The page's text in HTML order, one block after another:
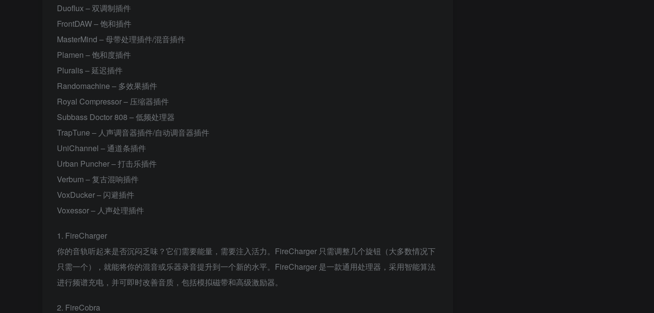
Duoflux – 双调制插件
FrontDAW – 饱和插件
MasterMind – 母带处理插件/混音插件
Plamen – 饱和度插件
Pluralis – 延迟插件
Randomachine – 多效果插件
Royal Compressor – 压缩器插件
Subbass Doctor 808 – 低频处理器
TrapTune – 人声调音器插件/自动调音器插件
UniChannel – 通道条插件
Urban Puncher – 打击乐插件
Verbum – 复古混响插件
VoxDucker – 闪避插件
Voxessor – 人声处理插件
1. FireCharger
你的音轨听起来是否沉闷乏味？它们需要能量，需要注入活力。FireCharger 只需调整几个旋钮（大多数情况下
只需一个），就能将你的混音或乐器录音提升到一个新的水平。FireCharger 是一款通用处理器，采用智能算法
进行频谱充电，并可即时改善音质，包括模拟磁带和高级激励器。
2. FireCobra